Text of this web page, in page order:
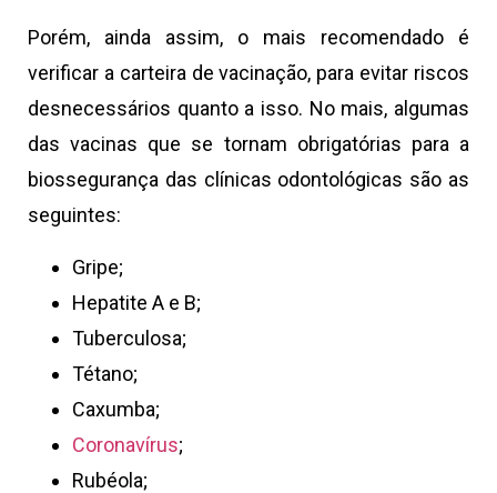
Porém, ainda assim, o mais recomendado é
verificar a carteira de vacinação, para evitar riscos
desnecessários quanto a isso. No mais, algumas
das vacinas que se tornam obrigatórias para a
biossegurança das clínicas odontológicas são as
seguintes:
Gripe;
Hepatite A e B;
Tuberculosa;
Tétano;
Caxumba;
Coronavírus;
Rubéola;